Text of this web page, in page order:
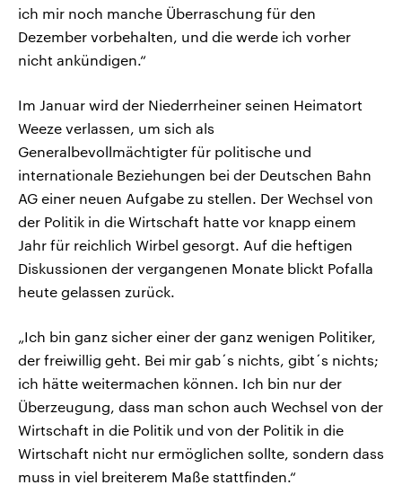
ich mir noch manche Überraschung für den
Dezember vorbehalten, und die werde ich vorher
nicht ankündigen.“
Im Januar wird der Niederrheiner seinen Heimatort
Weeze verlassen, um sich als
Generalbevollmächtigter für politische und
internationale Beziehungen bei der Deutschen Bahn
AG einer neuen Aufgabe zu stellen. Der Wechsel von
der Politik in die Wirtschaft hatte vor knapp einem
Jahr für reichlich Wirbel gesorgt. Auf die heftigen
Diskussionen der vergangenen Monate blickt Pofalla
heute gelassen zurück.
„Ich bin ganz sicher einer der ganz wenigen Politiker,
der freiwillig geht. Bei mir gab´s nichts, gibt´s nichts;
ich hätte weitermachen können. Ich bin nur der
Überzeugung, dass man schon auch Wechsel von der
Wirtschaft in die Politik und von der Politik in die
Wirtschaft nicht nur ermöglichen sollte, sondern dass
muss in viel breiterem Maße stattfinden.“